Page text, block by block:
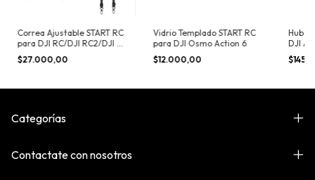
Correa Ajustable START RC
para DJI RC/DJI RC2/DJI RC
PRO
$27.000,00
Vidrio Templado START RC
para DJI Osmo Action 6
$12.000,00
Hub
DJI
Categorías
Contactate con nosotros